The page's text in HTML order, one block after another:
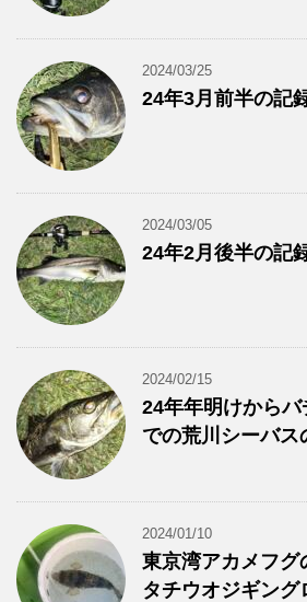
2024/03/25
24年3月前半の記
2024/03/05
24年2月後半の記
2024/02/15
24年年明けから
での荒川シーバス
2024/01/10
東京湾アカメフグ
タチウオジギング